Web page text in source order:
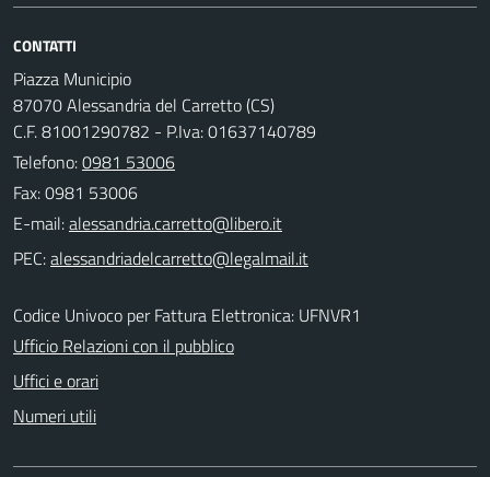
CONTATTI
Piazza Municipio
87070 Alessandria del Carretto (CS)
C.F. 81001290782 - P.Iva: 01637140789
Telefono:0981 53006
Fax: 0981 53006
E-mail:
PEC:
Codice Univoco per Fattura Elettronica: UFNVR1
Ufficio Relazioni con il pubblico
Uffici e orari
Numeri utili